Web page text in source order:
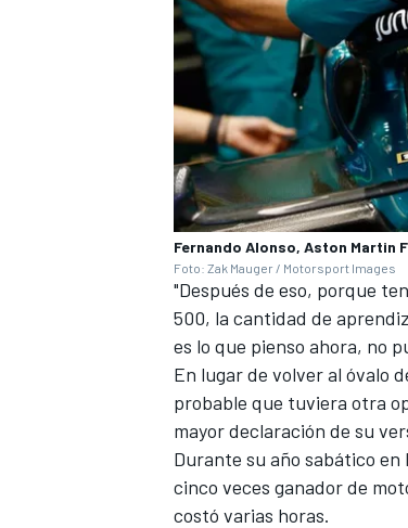
Fernando Alonso, Aston Martin
Foto: Zak Mauger / Motorsport Images
"Después de eso, porque
500, la cantidad de
es lo que pienso ahora, no
En lugar de volver al óvalo
probable que tuviera otra
mayor declaración de su
Durante su año sabático en
cinco veces ganador de
costó varias horas.